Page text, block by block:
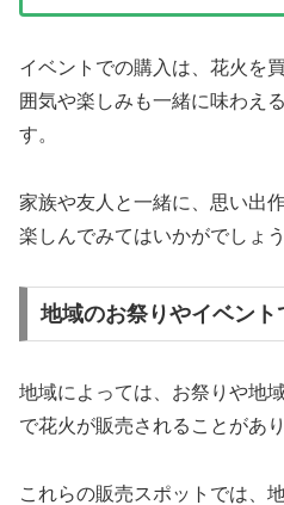
イベントでの購入は、花火を
囲気や楽しみも一緒に味わえ
す。
家族や友人と一緒に、思い出
楽しんでみてはいかがでしょう
地域のお祭りやイベント
地域によっては、お祭りや地
で花火が販売されることがあり
これらの販売スポットでは、